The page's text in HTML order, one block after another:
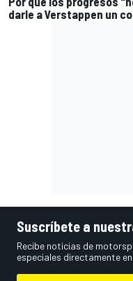
darle a Verstappen un
Suscríbete a
Recibe noticias de
especiales directamente